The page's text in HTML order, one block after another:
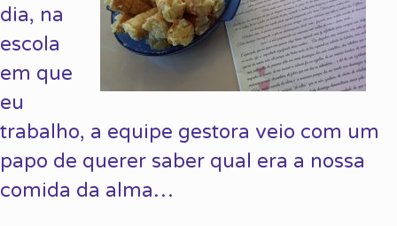
dia, na
escola
em que
eu
trabalho, a equipe gestora veio com um
papo de querer saber qual era a nossa
comida da alma…